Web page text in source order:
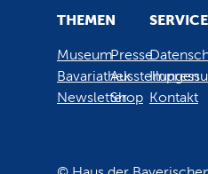
THEMEN
Museum
Bavariathek
Newsletter
Presse
Ausstellungen
Shop
SERVICE
Kontakt